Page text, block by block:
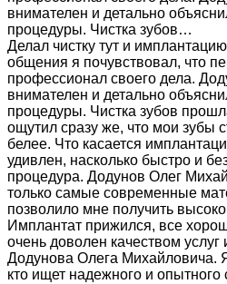
внимателен и детально
процедуры. Чистка зубов…
Делал чистку тут и
общения я почувствовал, что
профессионал своего дела.
внимателен и детально
процедуры. Чистка зубов
ощутил сразу же, что мои зубы
белее. Что касается
удивлен, насколько быстро и
процедура. Додунов Олег
только самые современные
позволило мне получить
Имплантат прижился, все
очень доволен качеством
Додунова Олега Михайловича.
кто ищет надежного и опытного